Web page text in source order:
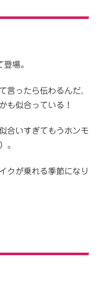
場。
言ったら伝わるんだ、
も似合っている！
合いすぎてもうホンモ
。
クが乗れる季節になり